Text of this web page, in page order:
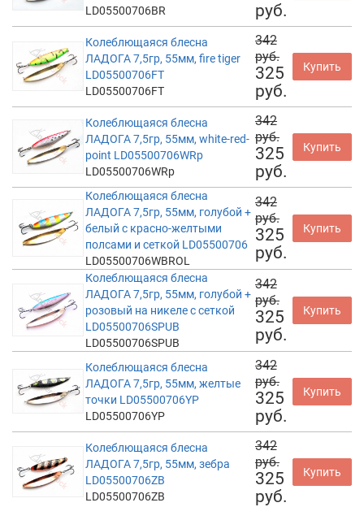
LD05500706BR
руб.
Колеблющаяся блесна
ЛАДОГА 7,5гр, 55мм, fire tiger
LD05500706FT
LD05500706FT
342
руб.
325
руб.
Купить
Колеблющаяся блесна
ЛАДОГА 7,5гр, 55мм, white-red-
point LD05500706WRp
LD05500706WRp
342
руб.
325
руб.
Купить
Колеблющаяся блесна
ЛАДОГА 7,5гр, 55мм, голубой +
белый с красно-желтыми
полсами и сеткой LD05500706
LD05500706WBROL
342
руб.
325
руб.
Купить
Колеблющаяся блесна
ЛАДОГА 7,5гр, 55мм, голубой +
розовый на никеле с сеткой
LD05500706SPUB
LD05500706SPUB
342
руб.
325
руб.
Купить
Колеблющаяся блесна
ЛАДОГА 7,5гр, 55мм, желтые
точки LD05500706YP
LD05500706YP
342
руб.
325
руб.
Купить
Колеблющаяся блесна
ЛАДОГА 7,5гр, 55мм, зебра
LD05500706ZB
LD05500706ZB
342
руб.
325
руб.
Купить